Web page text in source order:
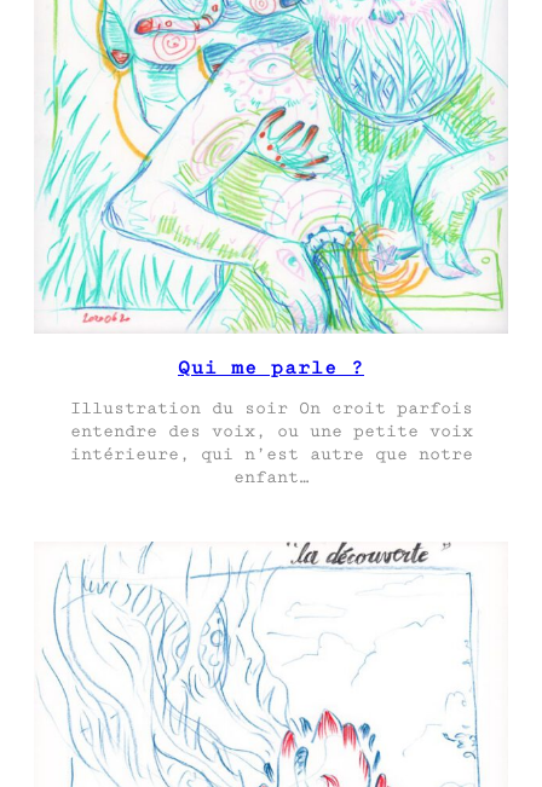
Qui me parle ?
Illustration du soir On croit parfois
entendre des voix, ou une petite voix
intérieure, qui n’est autre que notre
enfant…